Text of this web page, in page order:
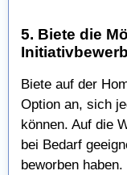
5. Biete die
Biete auf der
Option an, sich
können. Auf die
bei Bedarf
beworben